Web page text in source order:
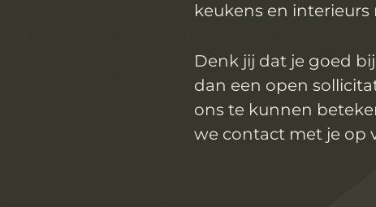
keukens en
Denk jij dat je goed
dan een open
ons te kunnen
we contact met je op